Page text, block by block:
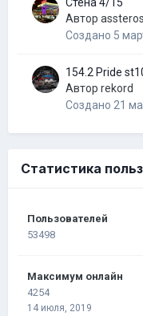
Стена 4/15
Автор
Создано 5
154.2 Pride
Автор rekord
Создано 21
Статистика
Пользователей
53498
Максимум онлайн
4254
14 июля, 2019